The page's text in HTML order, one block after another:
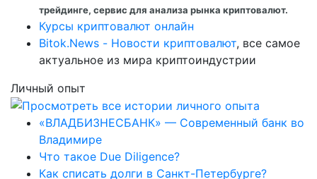
трейдинге, сервис для анализа рынка криптовалют.
Курсы криптовалют онлайн
Bitok.News - Новости криптовалют, все самое
актуальное из мира криптоиндустрии
Личный опыт
«ВЛАДБИЗНЕСБАНК» — Современный банк во
Владимире
Что такое Due Diligence?
Как списать долги в Санкт-Петербурге?